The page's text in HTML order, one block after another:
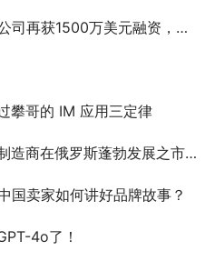
获1500万美元融资，网易跟投
攀哥的 IM 应用三定律
罗斯蓬勃发展之市场中的战略举措
国卖家如何讲好品牌故事？
4o了！